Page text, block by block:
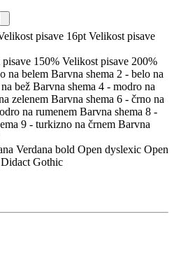
pisave 16pt Velikost pisave
150% Velikost pisave 200%
na belem Barvna shema 2 - belo na
bež Barvna shema 4 - modro na
zelenem Barvna shema 6 - črno na
na rumenem Barvna shema 8 -
9 - turkizno na črnem Barvna
Verdana bold Open dyslexic Open
Gothic